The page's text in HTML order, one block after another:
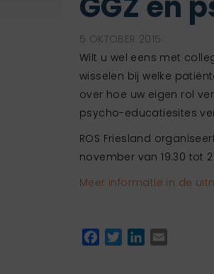
5 OKTOBER 2015
Wilt u wel eens met
wisselen bij welke
over hoe uw eigen rol
psycho-educatiesites
ROS Friesland
november van 19.30 tot
Meer informatie in de
Facebook
TwitterLinkedIn